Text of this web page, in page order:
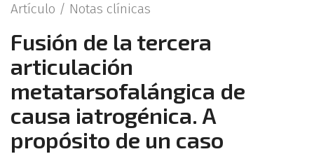
Artículo / Notas clínicas
Fusión de la tercera
articulación
metatarsofalángica de
causa iatrogénica. A
propósito de un caso